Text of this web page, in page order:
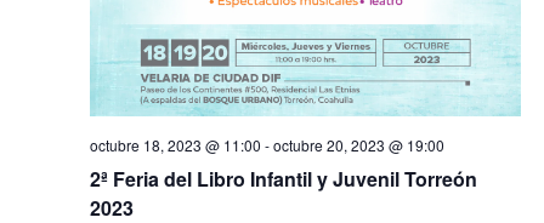
octubre 18, 2023 @ 11:00 -octubre 20, 2023 @ 19:00
2ª Feria del Libro Infantil y Juvenil Torreón
2023